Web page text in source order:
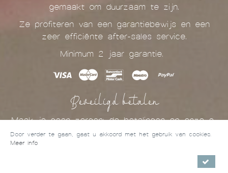
gemaakt om duurzaam te zijn.
Ze profiteren van een garantiebewijs en een
zeer efficiënte after-sales service.
Minimum 2 jaar garantie.
Beveiligd betalen
Maak je geen zorgen: de betalingen op onze e-
shop zijn volledig beveiligd!
Door verder te gaan, gaat u akkoord met het gebruik van cookies.
Meer info